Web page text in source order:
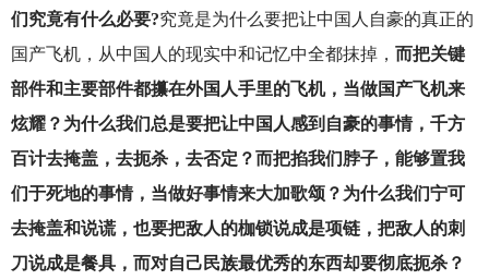
们究竟有什么必要?究竟是为什么要把让中国人自豪的真正的
国产飞机，从中国人的现实中和记忆中全都抹掉， 而把关键
部件和主要部件都攥在外国人手里的飞机，当做国产飞机来
炫耀？为什么我们总是要把让中国人感到自豪的事情，千方
百计去掩盖，去扼杀，去否定？而把掐我们脖子，能够置我
们于死地的事情，当做好事情来大加歌颂？为什么我们宁可
去掩盖和说谎，也要把敌人的枷锁说成是项链，把敌人的刺
刀说成是餐具，而对自己民族最优秀的东西却要彻底扼杀？